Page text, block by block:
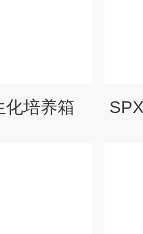
化培养箱